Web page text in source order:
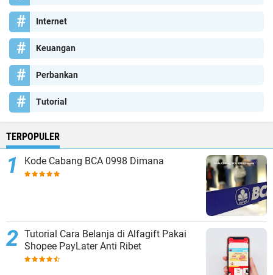
Internet
Keuangan
Perbankan
Tutorial
TERPOPULER
Kode Cabang BCA 0998 Dimana
Tutorial Cara Belanja di Alfagift Pakai
Shopee PayLater Anti Ribet